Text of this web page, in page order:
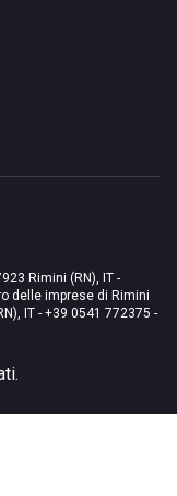
Rimini (RN), IT -
delle imprese di Rimini
IT - +39 0541 772375 -